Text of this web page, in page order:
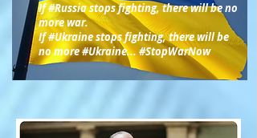
If #Russiastops fighting, there will be no
more war.
If#Ukrainestops fighting, there will be
no more#Ukraine... #StopWarNow